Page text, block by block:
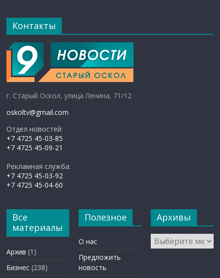
Контакты
г. Старый Оскол, улица Ленина, 71/12
oskoltv@gmail.com
Отдел новостей:
+7 4725 45-03-85
+7 4725 45-09-21
Рекламная служба:
+7 4725 45-03-92
+7 4725 45-04-60
Все
материалы
Архив (1)
Бизнес (238)
Полезное
О нас
Предложить
новость
Архивы
Архивы